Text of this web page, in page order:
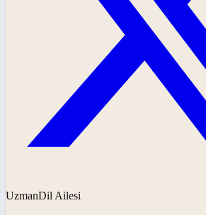
UzmanDil Ailesi